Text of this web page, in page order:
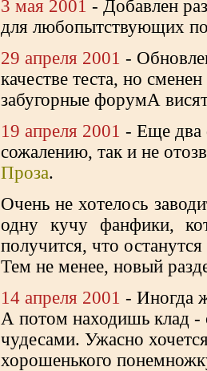
3 мая 2001 - Добавлен
для любопытствующих
29 апреля 2001 -
качестве теста, но сменен
забугорные форумА
19 апреля 2001 - Еще два
сожалению, так и не
Проза.
Очень не хотелось
одну кучу фанфики,
получится, что
Тем не менее, новый
14 апреля 2001 - Иногда
А потом находишь клад -
чудесами. Ужасно
хорошенького